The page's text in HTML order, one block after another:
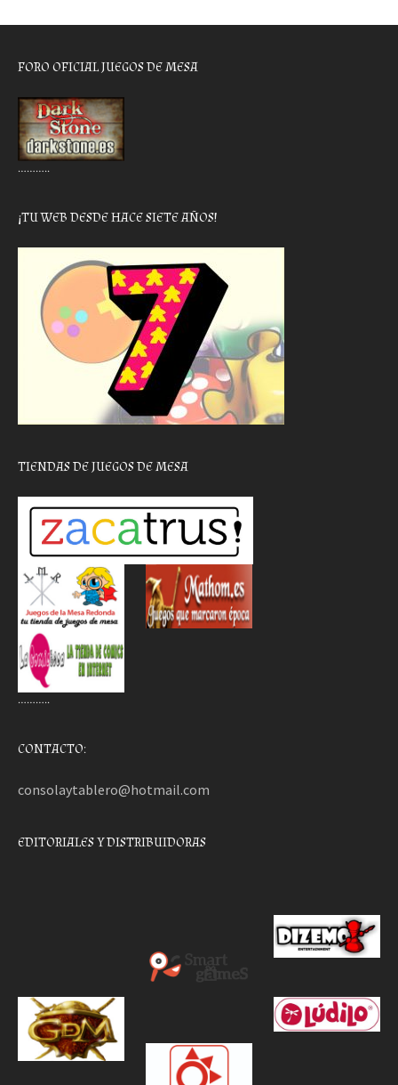
FORO OFICIAL JUEGOS DE MESA
………..
¡TU WEB DESDE HACE SIETE AÑOS!
TIENDAS DE JUEGOS DE MESA
………..
CONTACTO:
consolaytablero@hotmail.com
EDITORIALES Y DISTRIBUIDORAS